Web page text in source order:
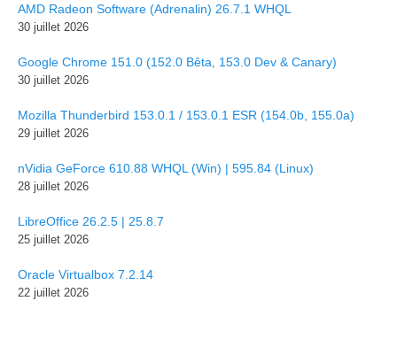
AMD Radeon Software (Adrenalin) 26.7.1 WHQL
30 juillet 2026
Google Chrome 151.0 (152.0 Bêta, 153.0 Dev & Canary)
30 juillet 2026
Mozilla Thunderbird 153.0.1 / 153.0.1 ESR (154.0b, 155.0a)
29 juillet 2026
nVidia GeForce 610.88 WHQL (Win) | 595.84 (Linux)
28 juillet 2026
LibreOffice 26.2.5 | 25.8.7
25 juillet 2026
Oracle Virtualbox 7.2.14
22 juillet 2026